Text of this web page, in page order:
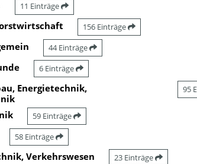
11 Einträge
156 Einträge
44 Einträge
6 Einträge
Energietechnik,
95
59 Einträge
58 Einträge
Verkehrswesen 23 Einträge